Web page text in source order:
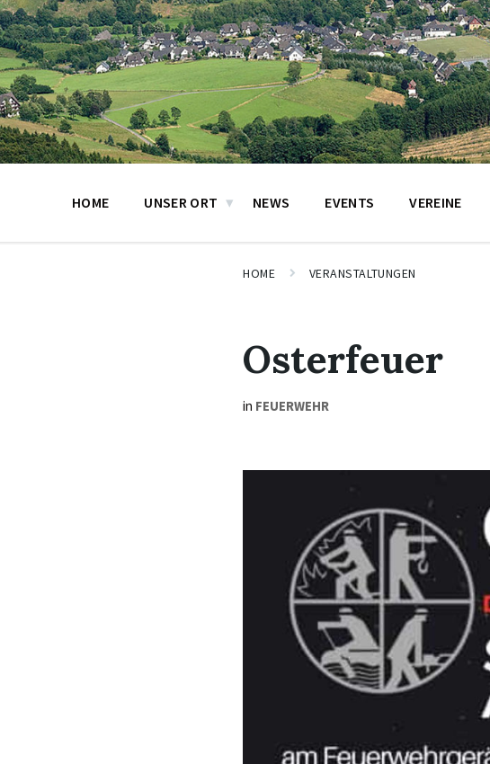
HOME UNSER ORT NEWS EVENTS VEREINE
HOME VERANSTALTUNGEN
Osterfeuer
in FEUERWEHR